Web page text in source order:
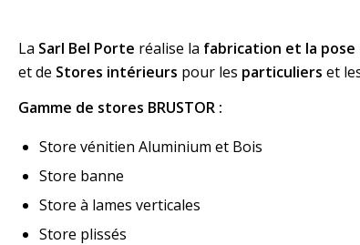
La Sarl Bel Porte réalise la fabrication et la pose
et de Stores intérieurs pour les particuliers et
Gamme de stores BRUSTOR :
Store vénitien Aluminium et Bois
Store banne
Store à lames verticales
Store plissés